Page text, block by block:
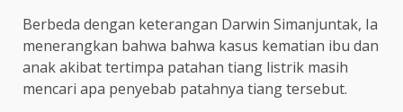
Berbeda dengan keterangan Darwin Simanjuntak, Ia
menerangkan bahwa bahwa kasus kematian ibu dan
anak akibat tertimpa patahan tiang listrik masih
mencari apa penyebab patahnya tiang tersebut.